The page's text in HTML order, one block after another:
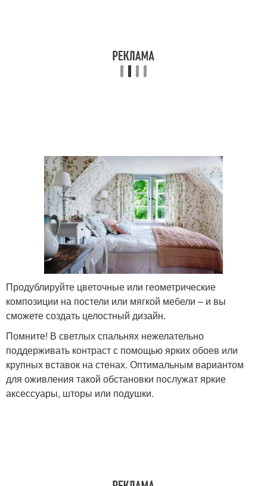
Продублируйте цветочные или геометрические
композиции на постели или мягкой мебели – и вы
сможете создать целостный дизайн.
Помните! В светлых спальнях нежелательно
поддерживать контраст с помощью ярких обоев или
крупных вставок на стенах. Оптимальным вариантом
для оживления такой обстановки послужат яркие
аксессуары, шторы или подушки.